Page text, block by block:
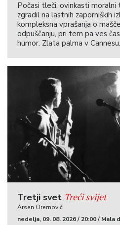
Počasi tleči, ovinkasti moralni
zgradil na lastnih zaporniških
kompleksna vprašanja o
odpuščanju, pri tem pa ves
humor. Zlata palma v Cannesu.
Tretji svet Treći svijet
Arsen Oremović
nedelja, 09. 08. 2026 / 20:00 / Mala